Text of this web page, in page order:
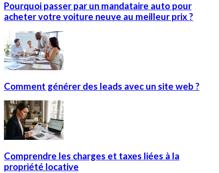
Pourquoi passer par un mandataire auto pour
acheter votre voiture neuve au meilleur prix ?
Comment générer des leads avec un site web ?
Comprendre les charges et taxes liées à la
propriété locative